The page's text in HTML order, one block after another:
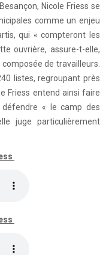
Nicole Friess se
comme un enjeu
qui « compteront les
ouvrière, assure-t-elle,
de travailleurs.
listes, regroupant près
Friess entend ainsi faire
« le camp des
juge particulièrement